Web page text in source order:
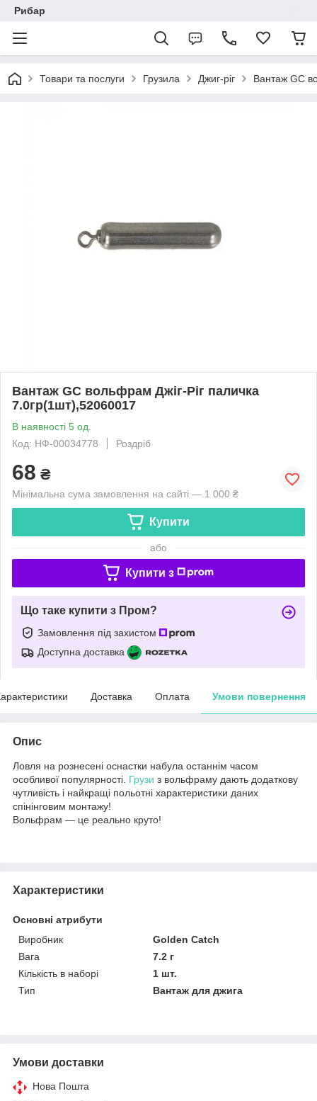
Рибар
Товари та послуги Грузила Джиг-ріг Вантаж GC
Вантаж GC вольфрам Джіг-Ріг паличка
7.0гр(1шт),52060017
В наявності 5 од.
Код: НФ-00034778
Роздріб
68 ₴
Мінімальна сума замовлення на сайті — 1 000 ₴
Купити
або
Купити з
Що таке купити з Пром?
Замовлення під захистом
Доступна доставка
Доставка Оплата Умови повернення
Опис
Ловля на рознесені оснастки набула останнім часом
особливої популярності. Грузи з вольфраму дають додаткову
чутливість і найкращі польотні характеристики даних
спінінговим монтажу!
Вольфрам — це реально круто!
Характеристики
Основні атрибути
Виробник
Golden Catch
Вага
7.2 г
Кількість в наборі
1 шт.
Тип
Вантаж для джига
Умови доставки
Нова Пошта